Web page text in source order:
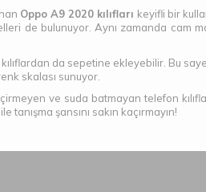
Oppo A9 2020 kılıfları keyifli bir
de bulunuyor. Aynı zamanda cam
da sepetine ekleyebilir. Bu
skalası sunuyor.
ve suda batmayan telefon
şansını sakın kaçırmayın!